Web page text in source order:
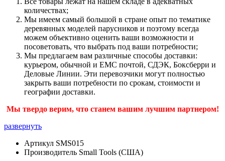
количествах;
Мы имеем самый большой в стране опыт по тематике
деревянных моделей парусников и поэтому всегда
можем объективно оценить ваши возможности и
посоветовать, что выбрать под ваши потребности;
Мы предлагаем вам различные способы доставки:
курьером, обычной и ЕМС почтой, СДЭК, Боксберри и
Деловые Линии. Эти перевозчики могут полностью
закрыть ваши потребности по срокам, стоимости и
географии доставки.
Мы твердо верим, что станем вашим лучшим партнером!
развернуть
Артикул SMS015
Производитель Small Tools (США)